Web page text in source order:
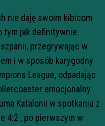
nie daję swoim kibicom
tym jak definitywnie
przegrywając w
i w sposób karygodny
League, odpadając
emocjonalny
Katalonii w spotkaniu z
4:2 , po pierwszym w